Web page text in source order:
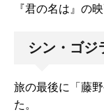
『君の名は』の
シン・ゴジ
旅の最後に「藤
た。